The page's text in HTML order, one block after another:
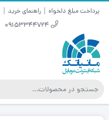
پرداخت مبلغ دلخواه راهنمای خرید
09153344724